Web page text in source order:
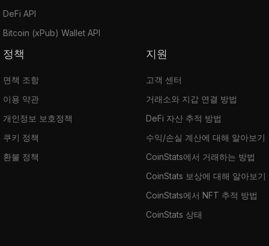
DeFi API
Bitcoin (xPub) Wallet API
정책
면책 조항
이용 약관
개인정보 보호정책
쿠키 정책
환불 정책
지원
고객 센터
거래소와 지갑 연결 방법
DeFi 자산 추적 방법
수익/손실 계산에 대해 알아보기
CoinStats에서 거래하는 방법
CoinStats 보상에 대해 알아보기
CoinStats에서 NFT 추적 방법
CoinStats 상태